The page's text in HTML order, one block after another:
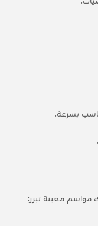
بسرعة.
معينة تبرز: